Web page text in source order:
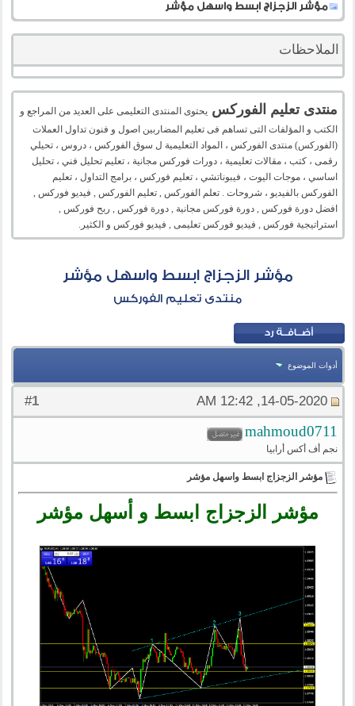
مؤشر الزجزاج ابسط واسهل مؤشر
الملاحظات
منتدى تعليم الفوركس يحتوى المنتدى التعليمى على العديد من المراجع و
الكتب و المؤلفات التى تساهم فى تعليم المضاربين اصول و فنون تداول العملات
(الفوركس) منتدى الفوركس ، المواد التعليمية ل سوق الفوركس ، دروس ، تحيلي
رقمى ، كتب ، مقالات تعليمية ، دورات فوركس مجانية ، تعليم تحليل فني ، تحليل
اساسي ، موجات اليوت ، فيبوناتشي ، تعليم فوركس ، برامج التداول ، تعليم
الفوركس بالفيديو ، شروحات . تعلم الفوركس , تعليم الفوركس , فيديو فوركس ,
افضل دورة فوركس , دورة فوركس مجانية , دورة فوركس , ربح فوركس ,
استراتيجية فوركس , فيديو فوركس تعليمى , فيديو فوركس و الكثير.
مؤشر الزجزاج ابسط واسهل مؤشر
منتدى تعليم الفوركس
أدوات الموضوع
#
1 14-05-2020, 12:42 AM
mahmoud0711
نجم أف أكس أرابيا
مؤشر الزجزاج ابسط واسهل مؤشر
مؤشر الزجزاج ابسط و أسهل مؤشر